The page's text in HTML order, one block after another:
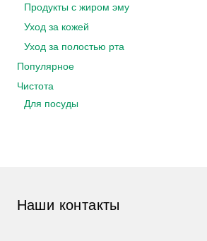
Продукты с жиром эму
Уход за кожей
Уход за полостью рта
Популярное
Чистота
Для посуды
Наши контакты